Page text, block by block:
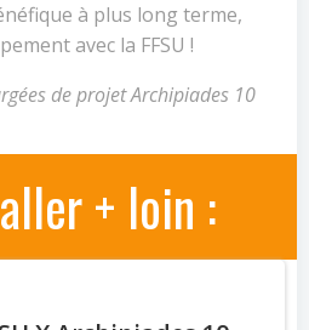
à plus long terme,
avec la FFSU !
de projet Archipiades 10
+ loin :